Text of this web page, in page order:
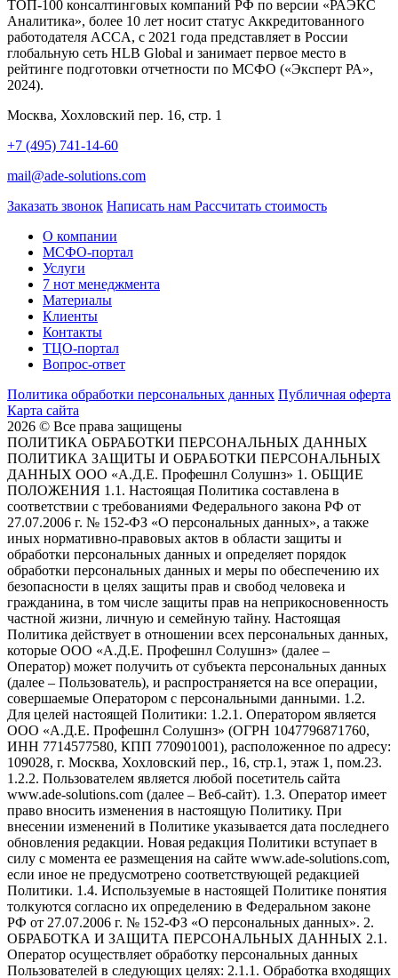
ТОП-100 консалтинговых компаний РФ по версии «РАЭКС
Аналитика», более 10 лет носит статус Аккредитованного
работодателя ACCA, с 2021 года представляет в России
глобальную сеть HLB Global и занимает первое место в
рейтинге подготовки отчетности по МСФО («Эксперт РА»,
2024).
Москва, Хохловский пер. 16, стр. 1
+7 (495) 741-14-60
mail@ade-solutions.com
Заказать звонок Написать нам Рассчитать стоимость
О компании
МСФО-портал
Услуги
7 нот менеджмента
Материалы
Клиенты
Контакты
ТЦО-портал
Вопрос-ответ
Политика обработки персональных данных Публичная оферта
Карта сайта
2026 © Все права защищены
ПОЛИТИКА ОБРАБОТКИ ПЕРСОНАЛЬНЫХ ДАННЫХ
ПОЛИТИКА ЗАЩИТЫ И ОБРАБОТКИ ПЕРСОНАЛЬНЫХ
ДАННЫХ ООО «А.Д.Е. Профешнл Солушнз» 1. ОБЩИЕ
ПОЛОЖЕНИЯ 1.1. Настоящая Политика составлена в
соответствии с требованиями Федерального закона РФ от
27.07.2006 г. № 152-ФЗ «О персональных данных», а также
иных нормативно-правовых актов в области защиты и
обработки персональных данных и определяет порядок
обработки персональных данных и меры по обеспечению их
безопасности в целях защиты прав и свобод человека и
гражданина, в том числе защиты прав на неприкосновенность
частной жизни, личную и семейную тайну. Настоящая
Политика действует в отношении всех персональных данных,
которые ООО «А.Д.Е. Профешнл Солушнз» (далее –
Оператор) может получить от субъекта персональных данных
(далее – Пользователь), и распространяется на все операции,
совершаемые Оператором с персональными данными. 1.2.
Для целей настоящей Политики: 1.2.1. Оператором является
ООО «А.Д.Е. Профешнл Солушнз» (ОГРН 1047796871760,
ИНН 7714577580, КПП 770901001), расположенное по адресу:
109028, г. Москва, Хохловский пер., 16, стр.1, этаж 1, пом.23.
1.2.2. Пользователем является любой посетитель сайта
www.ade-solutions.com (далее – Веб-сайт). 1.3. Оператор имеет
право вносить изменения в настоящую Политику. При
внесении изменений в Политике указывается дата последнего
обновления редакции. Новая редакция Политики вступает в
силу с момента ее размещения на сайте www.ade-solutions.com,
если иное не предусмотрено соответствующей редакцией
Политики. 1.4. Используемые в настоящей Политике понятия
толкуются согласно их определению в Федеральном законе
РФ от 27.07.2006 г. № 152-ФЗ «О персональных данных». 2.
ОБРАБОТКА И ЗАЩИТА ПЕРСОНАЛЬНЫХ ДАННЫХ 2.1.
Оператор осуществляет обработку персональных данных
Пользователей в следующих целях: 2.1.1. Обработка входящих